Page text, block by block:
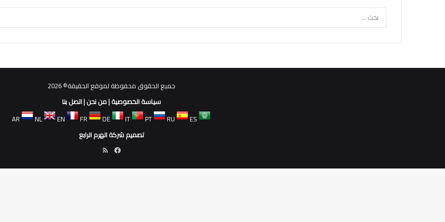
جميع الحقوق محفوظة لموقع الحقيقة© 2026
سياسة الخصوصية|من نحن|اتصل بنا
AR
NL EN FR DE IT PT RU
ES
تصميم شركة الهرم الرابع
فيسبوك